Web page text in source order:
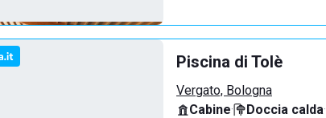
Piscina di Tolè
Vergato, Bologna
Cabine· Doccia calda·